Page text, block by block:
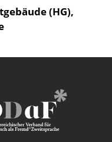
(HG),